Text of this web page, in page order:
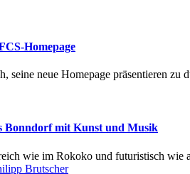
Homepage
seine neue Homepage präsentieren
Bonndorf mit Kunst und Musik
wie im Rokoko und futuristisch wie